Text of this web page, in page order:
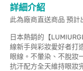
詳細介紹
此為廠商直送商品 預
日本熱銷的【
線新手與彩妝愛好者打
眼線。不暈染、不脫妝
抗汗配方全天維持眼妝